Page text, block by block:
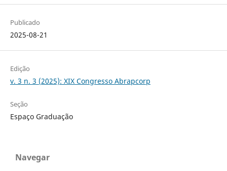
Publicado
2025-08-21
Edição
v. 3 n. 3 (2025): XIX Congresso Abrapcorp
Seção
Espaço Graduação
Navegar